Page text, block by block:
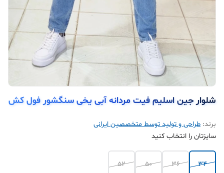
شلوار جین اسلیم فیت مردانه آبی یخی سنگشور فول کش
برند: طراحی و تولید توسط متخصصین ایرانی
سایزتان را انتخاب کنید
34
36
50
52